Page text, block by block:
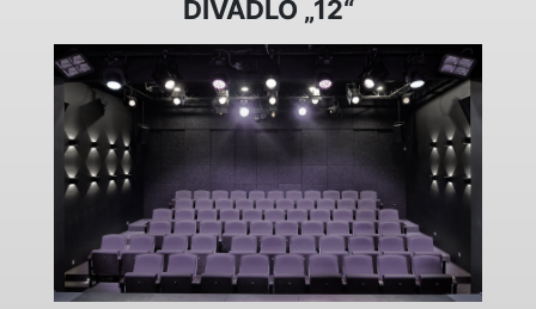
DIVADLO „12“